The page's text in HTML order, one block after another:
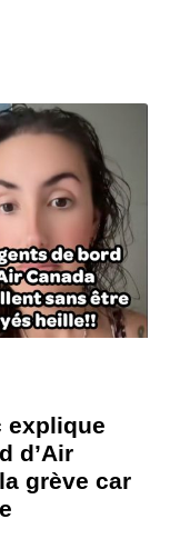
explique
d’Air
grève car